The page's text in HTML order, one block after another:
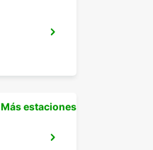
Más estaciones